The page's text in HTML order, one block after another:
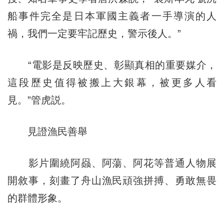
船事件完全是日本軍國主義者一手導演的人
禍，我們一定要牢記歷史，警示後人。”
“電影是反映歷史、彰顯真相的重要媒介，
這段歷史值得被搬上大銀幕，被更多人看
見。”管虎説。
見證漁民善舉
影片圍繞阿赑、阿蕩、阿花等普通人物展
開敘事，刻畫了舟山漁民頑強拼搏、勇敢無畏
的群體形象。